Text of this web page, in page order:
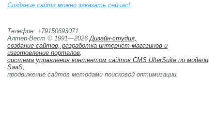
Создание сайта можно заказать сейчас!
Телефон: +79150693071
Алтер-Вест © 1991—2026Дизайн-студия,
создание сайтов, разработка интернет-магазинов и
изготовление порталов,
система управления контентом сайтов CMS UlterSuite по модели
SaaS,
продвижение сайтов методами поисковой оптимизации.